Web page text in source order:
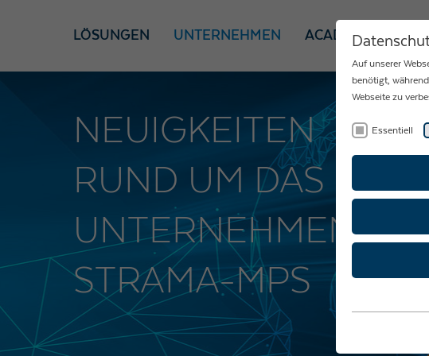
LÖSUNGEN UNTERNEHMEN ACADEMY
NEUIGKEITEN
RUND UM DAS
UNTERNEHMEN
STRAMA-MPS
Auf unserer
benötigt,
Webseite zu
Essentiell
Essentielle